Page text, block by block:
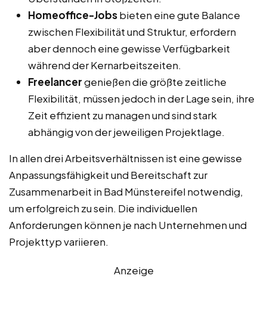
Homeoffice-Jobsbieten eine gute Balance
zwischen Flexibilität und Struktur, erfordern
aber dennoch eine gewisse Verfügbarkeit
während der Kernarbeitszeiten.
Freelancergenießen die größte zeitliche
Flexibilität, müssen jedoch in der Lage sein, ihre
Zeit effizient zu managen und sind stark
abhängig von der jeweiligen Projektlage.
In allen drei Arbeitsverhältnissen ist eine gewisse
Anpassungsfähigkeit und Bereitschaft zur
Zusammenarbeit in Bad Münstereifel notwendig,
um erfolgreich zu sein. Die individuellen
Anforderungen können je nach Unternehmen und
Projekttyp variieren.
Anzeige